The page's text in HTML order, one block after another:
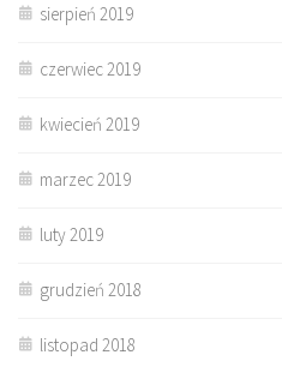
sierpień 2019
czerwiec 2019
kwiecień 2019
marzec 2019
luty 2019
grudzień 2018
listopad 2018